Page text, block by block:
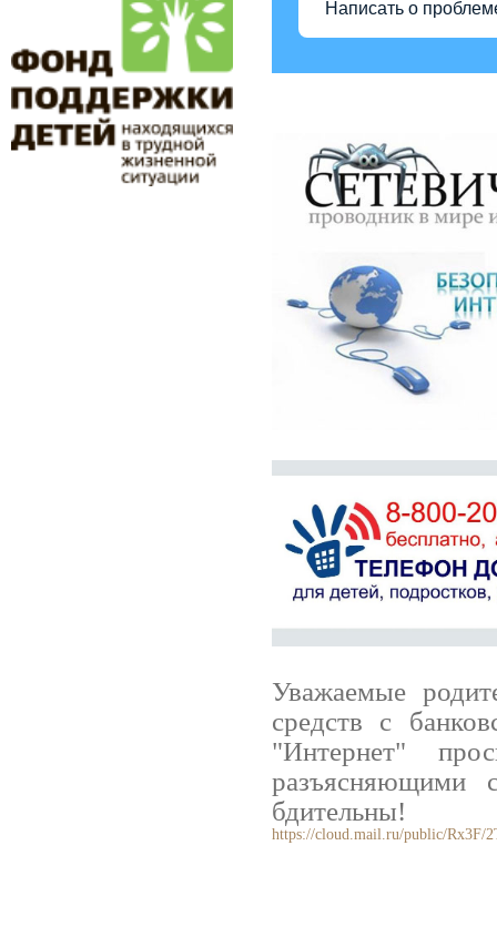
Написать о
Уважаемые
средств с
"Интернет"
разъясняющими
бдительны!
https://cloud.mail.ru/public/Rx3F/